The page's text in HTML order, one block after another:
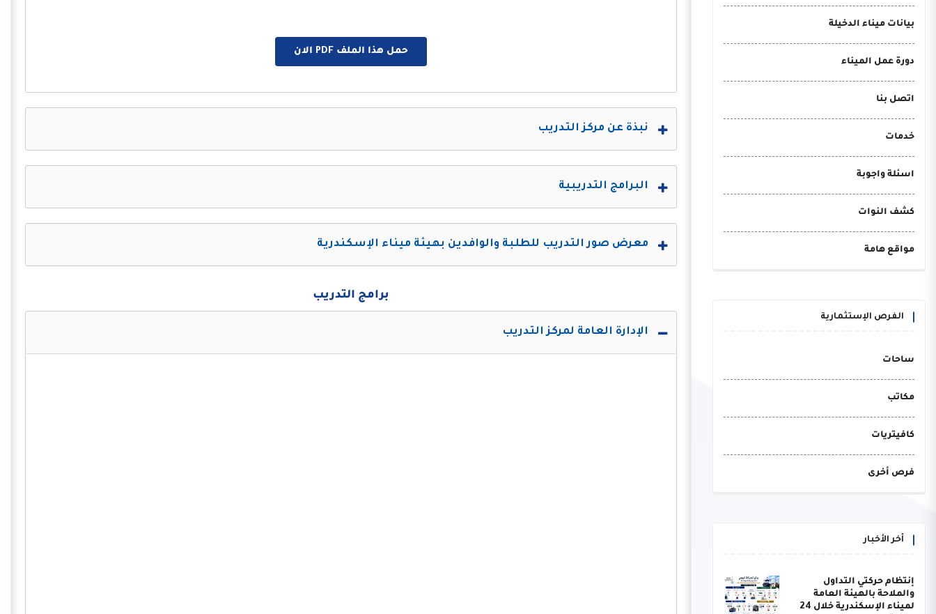
بيانات ميناء الدخيلة
دورة عمل الميناء
اتصل بنا
خدمات
اسئلة واجوبة
كشف النوات
مواقع هامة
الفرص الإستثمارية
ساحات
مكاتب
كافيتريات
فرص أخرى
أخر الأخبار
إنتظام حركتي التداول
والملاحة بالهيئة العامة
لميناء الإسكندرية خلال 24
حمل هذا الملف PDF الان
نبذة عن مركز التدريب
البرامج التدريبية
معرض صور التدريب للطلبة والوافدين بهيئة ميناء الإسكندرية
برامج التدريب
الإدارة العامة لمركز التدريب